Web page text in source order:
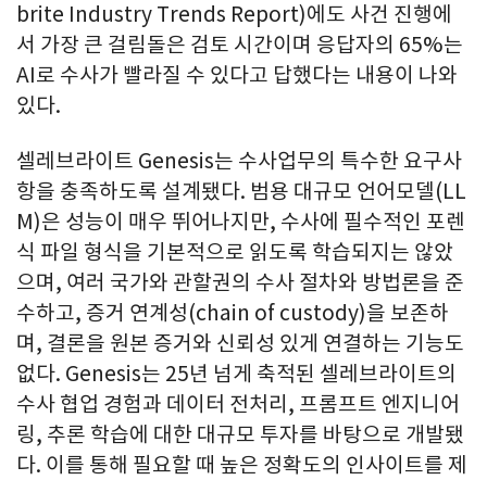
brite Industry Trends Report)에도 사건 진행에
서 가장 큰 걸림돌은 검토 시간이며 응답자의 65%는
AI로 수사가 빨라질 수 있다고 답했다는 내용이 나와
있다.
셀레브라이트 Genesis는 수사업무의 특수한 요구사
항을 충족하도록 설계됐다. 범용 대규모 언어모델(LL
M)은 성능이 매우 뛰어나지만, 수사에 필수적인 포렌
식 파일 형식을 기본적으로 읽도록 학습되지는 않았
으며, 여러 국가와 관할권의 수사 절차와 방법론을 준
수하고, 증거 연계성(chain of custody)을 보존하
며, 결론을 원본 증거와 신뢰성 있게 연결하는 기능도
없다. Genesis는 25년 넘게 축적된 셀레브라이트의
수사 협업 경험과 데이터 전처리, 프롬프트 엔지니어
링, 추론 학습에 대한 대규모 투자를 바탕으로 개발됐
다. 이를 통해 필요할 때 높은 정확도의 인사이트를 제